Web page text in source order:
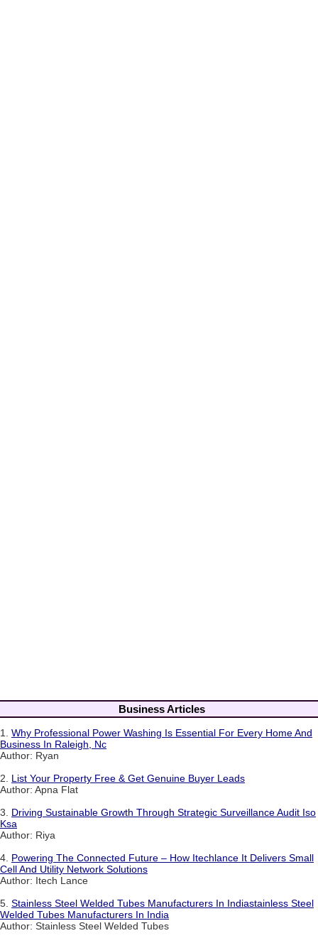
Business Articles
1. Why Professional Power Washing Is Essential For Every Home And
Business In Raleigh, Nc
Author: Ryan
2. List Your Property Free & Get Genuine Buyer Leads
Author: Apna Flat
3. Driving Sustainable Growth Through Strategic Surveillance Audit Iso
Ksa
Author: Riya
4. Powering The Connected Future – How Itechlance It Delivers Small
Cell And Utility Network Solutions
Author: Itech Lance
5. Stainless Steel Welded Tubes Manufacturers In Indiastainless Steel
Welded Tubes Manufacturers In India
Author: Stainless Steel Welded Tubes